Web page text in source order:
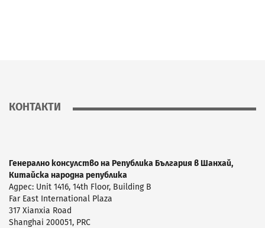
КОНТАКТИ
Генерално консулство на Република България в Шанхай,
Китайска народна република
Адрес: Unit 1416, 14th Floor, Building B
Far East International Plaza
317 Xianxia Road
Shanghai 200051, PRC